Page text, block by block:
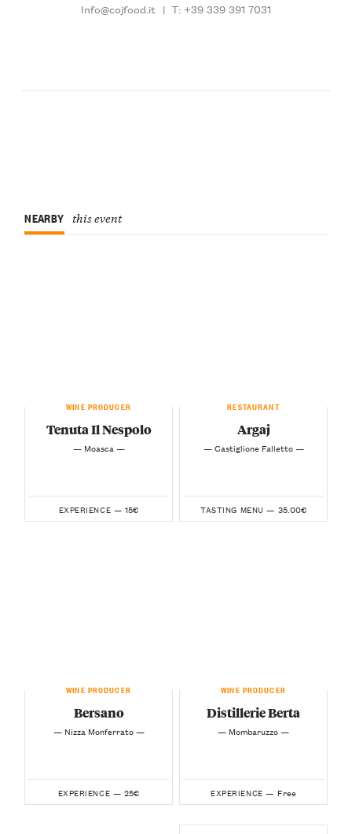
Info@cojfood.it | T: +39 339 391 7031
NEARBY this event
WINE PRODUCER
Tenuta Il Nespolo
— Moasca —
EXPERIENCE — 15€
RESTAURANT
Argaj
— Castiglione Falletto —
TASTING MENU — 35.00€
WINE PRODUCER
Bersano
— Nizza Monferrato —
EXPERIENCE — 25€
WINE PRODUCER
Distillerie Berta
— Mombaruzzo —
EXPERIENCE — Free